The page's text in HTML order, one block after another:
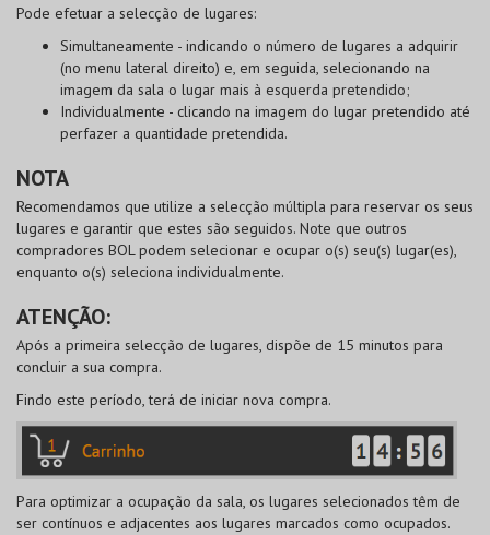
Pode efetuar a selecção de lugares:
Simultaneamente - indicando o número de lugares a adquirir
(no menu lateral direito) e, em seguida, selecionando na
imagem da sala o lugar mais à esquerda pretendido;
Individualmente - clicando na imagem do lugar pretendido até
perfazer a quantidade pretendida.
NOTA
Recomendamos que utilize a selecção múltipla para reservar os seus
lugares e garantir que estes são seguidos. Note que outros
compradores BOLpodem selecionar e ocupar o(s) seu(s) lugar(es),
enquanto o(s) seleciona individualmente.
ATENÇÃO:
Após a primeira selecção de lugares, dispõe de 15 minutos para
concluir a sua compra.
Findo este período, terá de iniciar nova compra.
Para optimizar a ocupação da sala, os lugares selecionados têm de
ser contínuos e adjacentes aos lugares marcados como ocupados.